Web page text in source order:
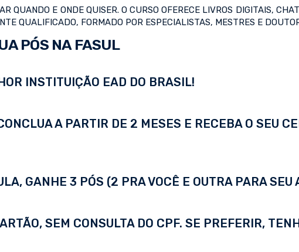
QUANDO E ONDE QUISER. O CURSO OFERECE LIVROS DIGITAIS,
QUALIFICADO, FORMADO POR ESPECIALISTAS, MESTRES E
PÓS NA FASUL
INSTITUIÇÃO EAD DO BRASIL!
A PARTIR DE 2 MESES E RECEBA O SEU
GANHE 3 PÓS (2 PRA VOCÊ E OUTRA PARA SEU
SEM CONSULTA DO CPF. SE PREFERIR,